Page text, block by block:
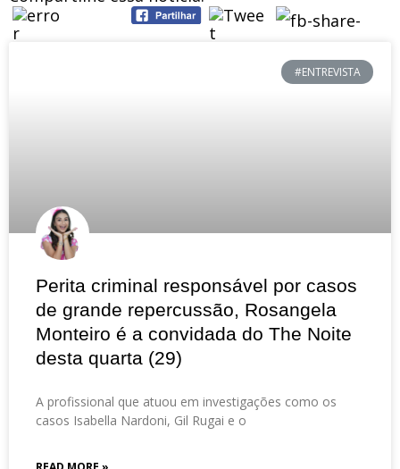
#ENTREVISTA
Perita criminal responsável por casos
de grande repercussão, Rosangela
Monteiro é a convidada do The Noite
desta quarta (29)
A profissional que atuou em investigações como os
casos Isabella Nardoni, Gil Rugai e o